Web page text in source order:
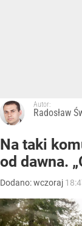
Autor:
Radosław
Na taki
od dawna.
Dodano:wczoraj